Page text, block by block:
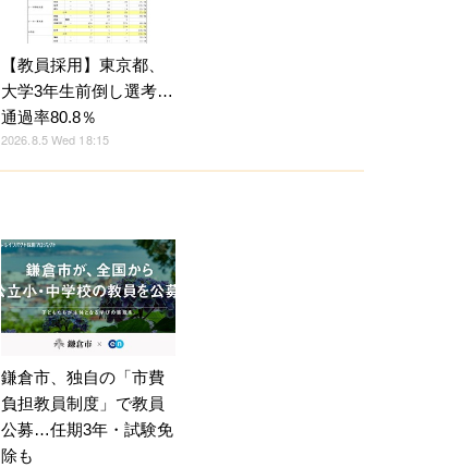
【教員採用】東京都、
大学3年生前倒し選考…
通過率80.8％
2026.8.5 Wed 18:15
鎌倉市、独自の「市費
負担教員制度」で教員
公募…任期3年・試験免
除も